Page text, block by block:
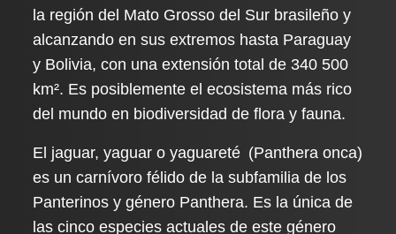
la región del Mato Grosso del Sur brasileño y
alcanzando en sus extremos hasta Paraguay
y Bolivia, con una extensión total de 340 500
km². Es posiblemente el ecosistema más rico
del mundo en biodiversidad de flora y fauna.
El jaguar, yaguar o yaguareté ​ (Panthera onca)
es un carnívoro félido de la subfamilia de los
Panterinos y género Panthera. Es la única de
las cinco especies actuales de este género